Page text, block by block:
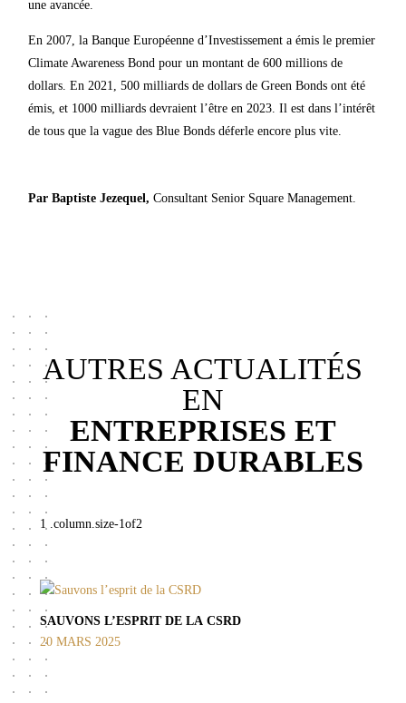
une avancée.
En 2007, la Banque Européenne d’Investissement a émis le premier
Climate Awareness Bond pour un montant de 600 millions de
dollars. En 2021, 500 milliards de dollars de Green Bonds ont été
émis, et 1000 milliards devraient l’être en 2023. Il est dans l’intérêt
de tous que la vague des Blue Bonds déferle encore plus vite.
Par Baptiste Jezequel, Consultant Senior Square Management.
AUTRES ACTUALITÉS
EN
ENTREPRISES ET
FINANCE DURABLES
SAUVONS L’ESPRIT DE LA CSRD
20 MARS 2025